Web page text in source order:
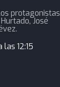
protagonistas
José
12:15